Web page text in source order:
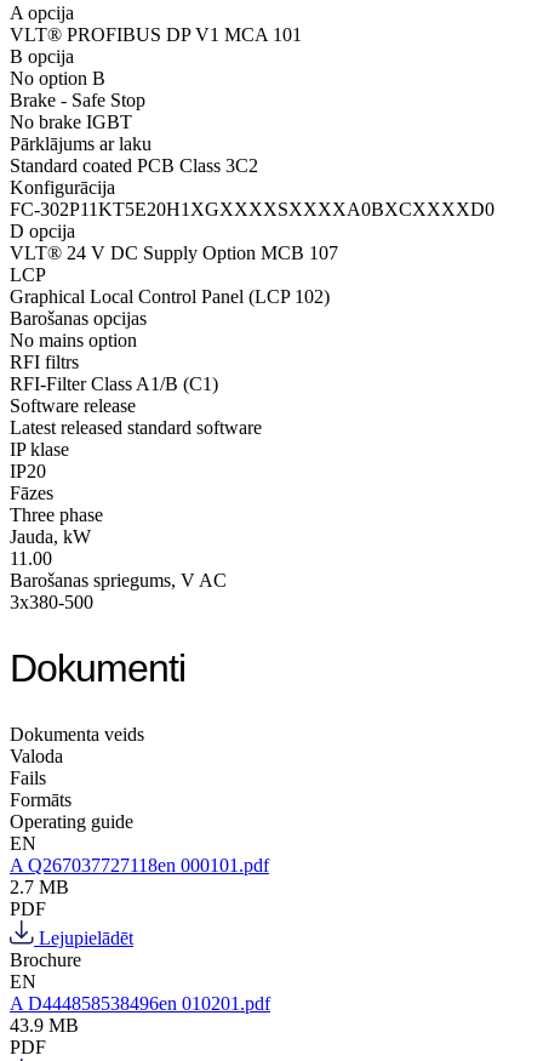
A opcija
VLT® PROFIBUS DP V1 MCA 101
B opcija
No option B
Brake - Safe Stop
No brake IGBT
Pārklājums ar laku
Standard coated PCB Class 3C2
Konfigurācija
FC-302P11KT5E20H1XGXXXXSXXXXA0BXCXXXXD0
D opcija
VLT® 24 V DC Supply Option MCB 107
LCP
Graphical Local Control Panel (LCP 102)
Barošanas opcijas
No mains option
RFI filtrs
RFI-Filter Class A1/B (C1)
Software release
Latest released standard software
IP klase
IP20
Fāzes
Three phase
Jauda, kW
11.00
Barošanas spriegums, V AC
3x380-500
Dokumenti
Dokumenta veids
Valoda
Fails
Formāts
Operating guide
EN
A Q267037727118en 000101.pdf
2.7 MB
PDF
Lejupielādēt
Brochure
EN
A D444858538496en 010201.pdf
43.9 MB
PDF